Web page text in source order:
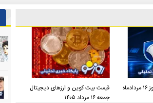
قیمت خودرو در بازر امروز ۱۶ مردادماه
قیمت بیت کوین و ارز‌های دیجیتال
جمعه ۱۶ مرداد ۱۴۰۵